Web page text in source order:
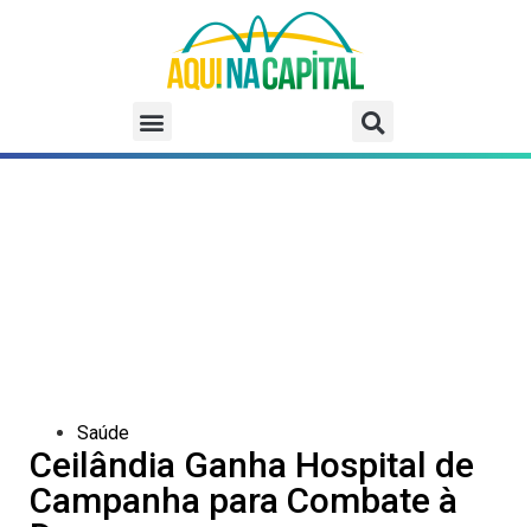
Saúde
Ceilândia Ganha Hospital de
Campanha para Combate à